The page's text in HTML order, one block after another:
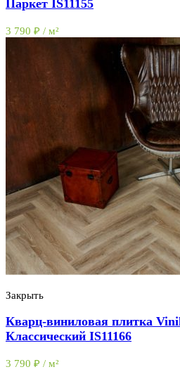
Паркет IS11155
3 790 ₽ / м²
Закрыть
Кварц-виниловая плитка
Классический IS11166
3 790 ₽ / м²